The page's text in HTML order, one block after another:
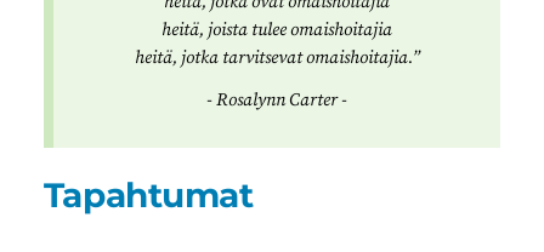
heitä, joista tulee omaishoitajia
heitä, jotka tarvitsevat omaishoitajia.”
- Rosalynn Carter -
Tapahtumat